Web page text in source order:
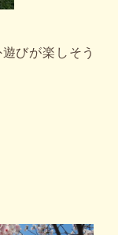
びが楽しそう